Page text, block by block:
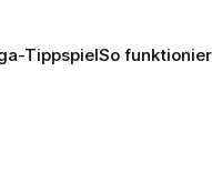
TippspielSo